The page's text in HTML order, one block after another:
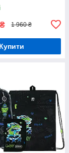
₴ 1 960 ₴
Купити